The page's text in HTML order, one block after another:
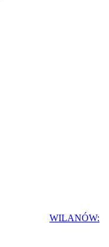
WILANÓW: